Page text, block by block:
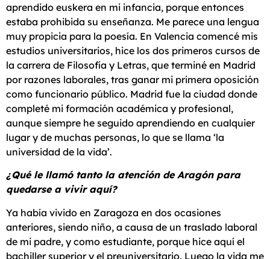
aprendido euskera en mi infancia, porque entonces
estaba prohibida su enseñanza. Me parece una lengua
muy propicia para la poesía. En Valencia comencé mis
estudios universitarios, hice los dos primeros cursos de
la carrera de Filosofía y Letras, que terminé en Madrid
por razones laborales, tras ganar mi primera oposición
como funcionario público. Madrid fue la ciudad donde
completé mi formación académica y profesional,
aunque siempre he seguido aprendiendo en cualquier
lugar y de muchas personas, lo que se llama ‘la
universidad de la vida’.
¿Qué le llamó tanto la atención de Aragón para
quedarse a vivir aquí?
Ya había vivido en Zaragoza en dos ocasiones
anteriores, siendo niño, a causa de un traslado laboral
de mi padre, y como estudiante, porque hice aquí el
bachiller superior y el preuniversitario. Luego la vida me